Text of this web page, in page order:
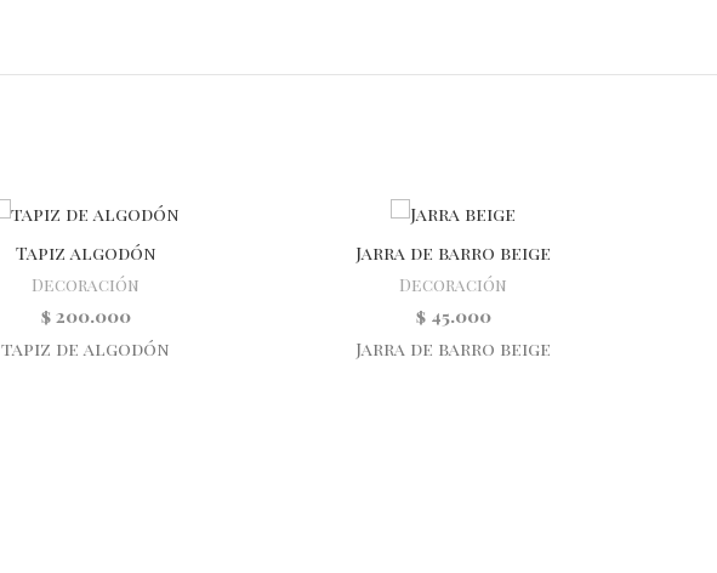
Tapiz algodón
Decoración
$200.000
tapiz de algodón
Jarra de barro beige
Decoración
$45.000
Jarra de barro beige